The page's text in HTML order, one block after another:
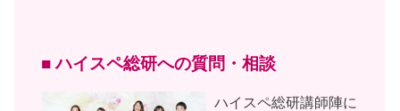
■ ハイスペ総研への質問・相談
ハイスペ総研講師陣に